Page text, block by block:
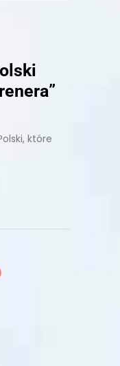
które